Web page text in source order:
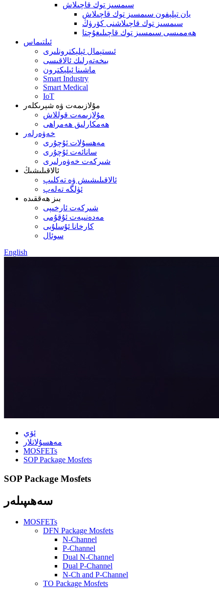
سىمسىز توك قاچىلاش
يان تېلېفون سىمسىز توك قاچىلاش
سىمسىز توك قاچىلاشنى كۆرۈڭ
ھەممىسى سىمسىز توك قاچىلىغۇچتا
ئىلتىماس
ئىستېمال ئېلېكترونلىرى
بىخەتەرلىك ئالاقىسى
ماشىنا ئېلېكترون
Smart Industry
Smart Medical
IoT
مۇلازىمەت ۋە شېرىكلەر
مۇلازىمەت قوللاش
ھەمكارلىق ھەمراھى
خەۋەرلەر
مەھسۇلات ئۇچۇرى
سانائەت ئۇچۇرى
شىركەت خەۋەرلىرى
ئالاقىلىشىڭ
ئالاقىلىشىش ۋە تەكلىپ
ئۈلگە تەلەپ
بىز ھەققىدە
شىركەت ئارخىپى
مەدەنىيەت ئۇقۇمى
كارخانا ئۇسلۇبى
سوئال
English
ئۆي
مەھسۇلاتلار
MOSFETs
SOP Package Mosfets
SOP Package Mosfets
سەھىپىلەر
MOSFETs
DFN Package Mosfets
N-Channel
P-Channel
Dual N-Channel
Dual P-Channel
N-Ch and P-Channel
TO Package Mosfets